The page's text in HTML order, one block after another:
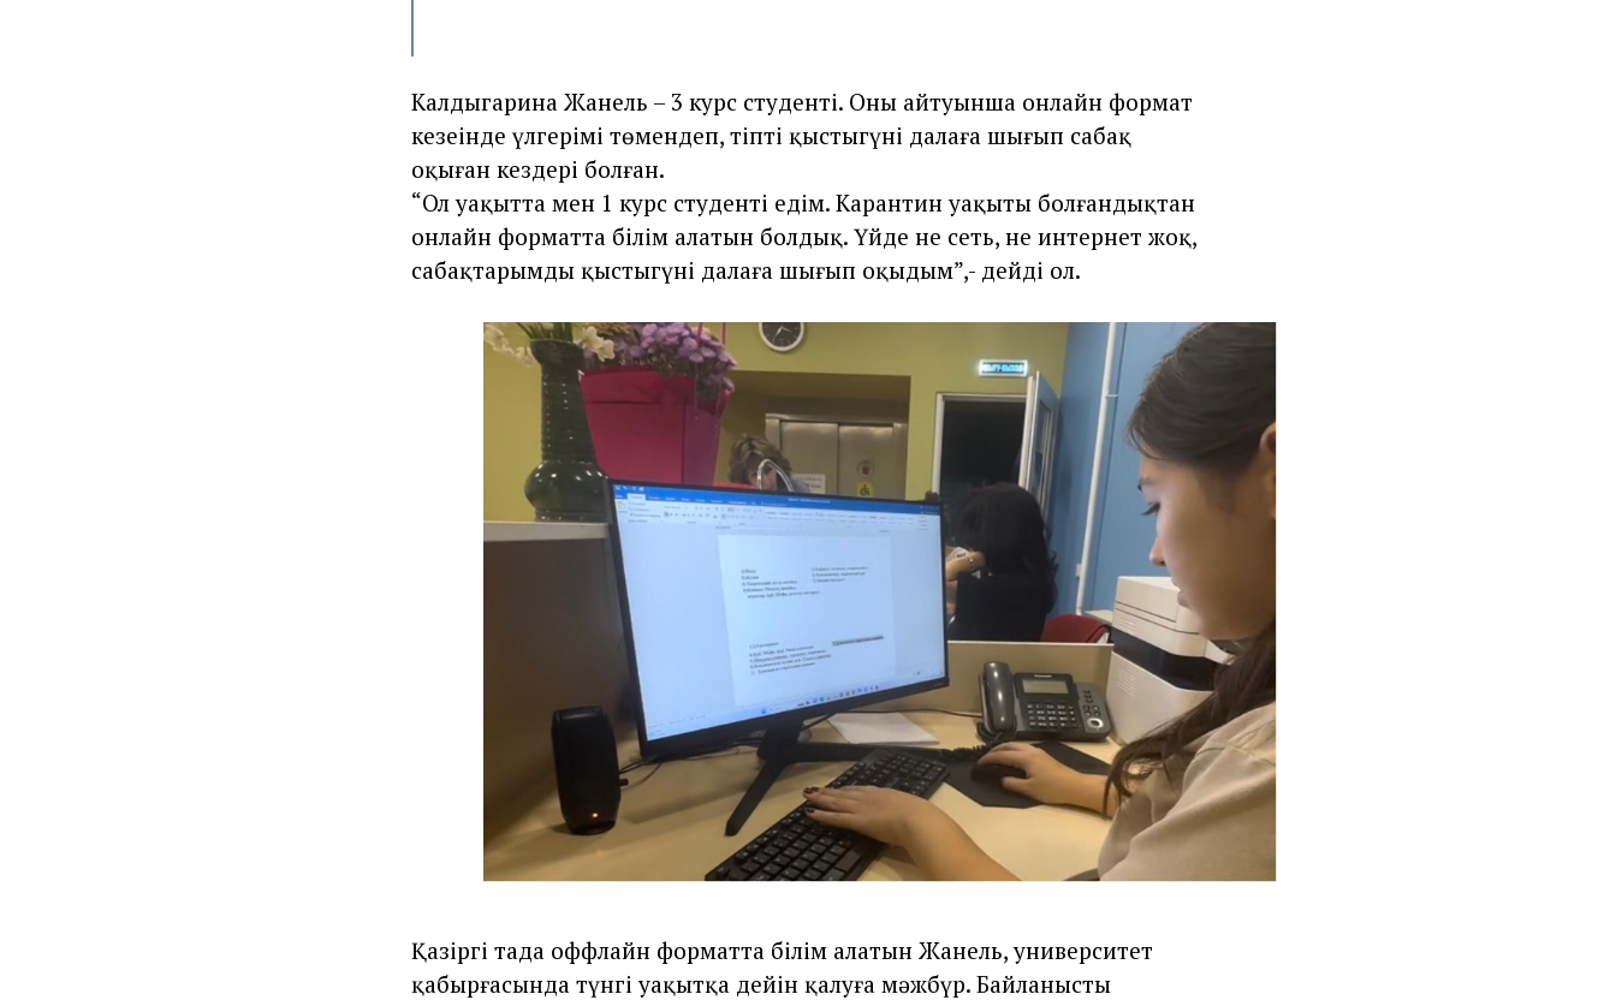
Калдыгарина Жанель – 3 курс студенті. Оның айтуынша онлайн формат
кезеңінде үлгерімі төмендеп, тіпті қыстыгүні далаға шығып сабақ
оқыған кездері болған.
“Ол уақытта мен 1 курс студенті едім. Карантин уақыты болғандықтан
онлайн форматта білім алатын болдық. Үйде не сеть, не интернет жоқ,
сабақтарымды қыстыгүні далаға шығып оқыдым”,- дейді ол.
Қазіргі таңда оффлайн форматта білім алатын Жанель, университет
қабырғасында түнгі уақытқа дейін қалуға мәжбүр. Байланыстың